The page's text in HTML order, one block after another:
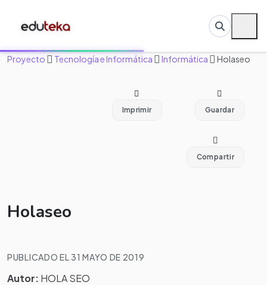
Proyecto Tecnología e Informática Informática Holaseo
Imprimir Guardar
Compartir
Holaseo
PUBLICADO EL 31 MAYO DE 2019
Autor: HOLA SEO